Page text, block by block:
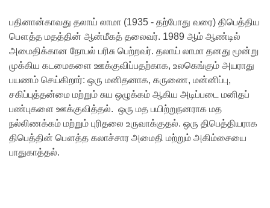
facebook
பதினான்காவது தலாய் லாமா (1935 - தற்போது வரை) திபெத்திய
பௌத்த மதத்தின் ஆன்மீகத் தலைவர். 1989 ஆம் ஆண்டில்
அமைதிக்கான நோபல் பரிசு பெற்றவர். தலாய் லாமா தனது மூன்று
முக்கிய கடமைகளை ஊக்குவிப்பதற்காக, உலகெங்கும் அயராது
பயணம் செய்கிறார்: ஒரு மனிதனாக, கருணை, மன்னிப்பு,
சகிப்புத்தன்மை மற்றும் சுய ஒழுக்கம் ஆகிய அடிப்படை மனிதப்
பண்புகளை ஊக்குவித்தல். ஒரு மத பயிற்றுநனராக மத
நல்லிணக்கம் மற்றும் புரிதலை உருவாக்குதல். ஒரு திபெத்தியராக
திபெத்தின் பௌத்த கலாச்சார அமைதி மற்றும் அகிம்சையை
பாதுகாத்தல்.